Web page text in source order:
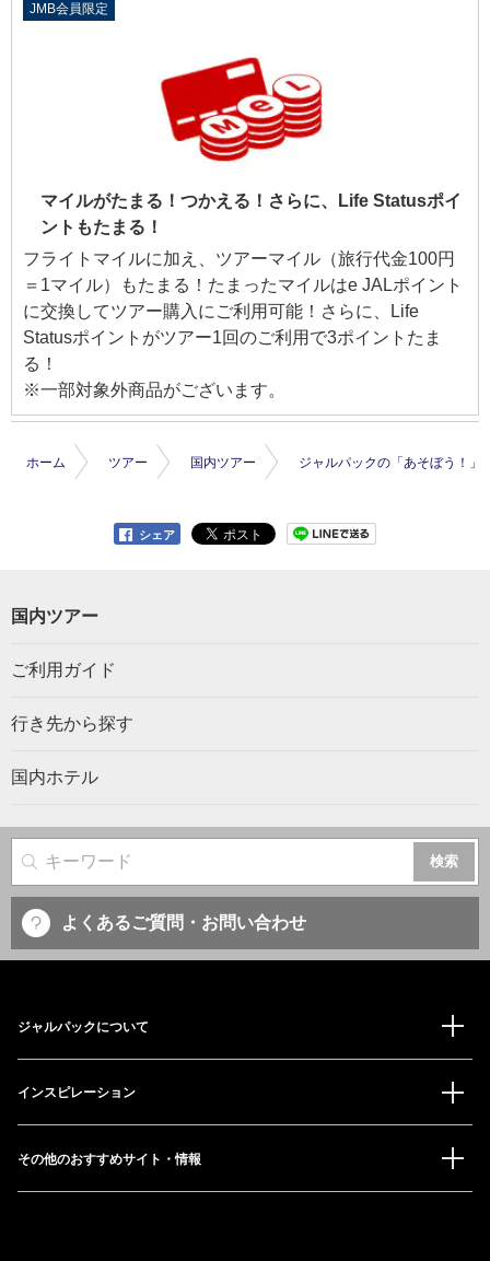
JMB会員限定
マイルがたまる！つかえる！さらに、Life Statusポイ
ントもたまる！
フライトマイルに加え、ツアーマイル（旅行代金100円
＝1マイル）もたまる！たまったマイルはe JALポイント
に交換してツアー購入にご利用可能！さらに、Life
Statusポイントがツアー1回のご利用で3ポイントたま
る！
※一部対象外商品がございます。
ホーム ツアー 国内ツアー ジャルパックの「あそぼう！」
シェア
国内ツアー
ご利用ガイド
行き先から探す
国内ホテル
サイト内検索
よくあるご質問・お問い合わせ
ジャルパックについて
インスピレーション
その他のおすすめサイト・情報